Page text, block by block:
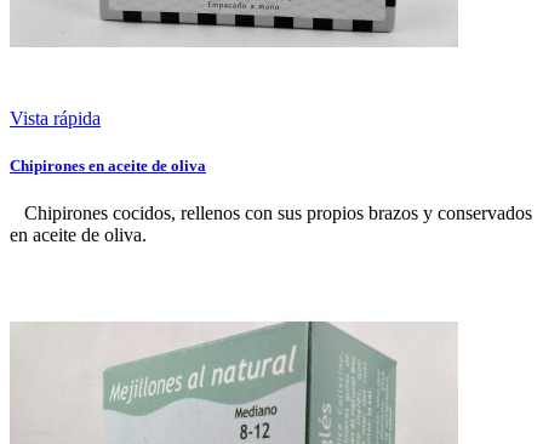
Vista rápida
Chipirones en aceite de oliva
Chipirones cocidos, rellenos con sus propios brazos y conservados
en aceite de oliva.